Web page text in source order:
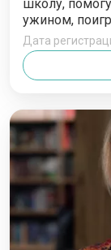
школу,
ужином,
Дата